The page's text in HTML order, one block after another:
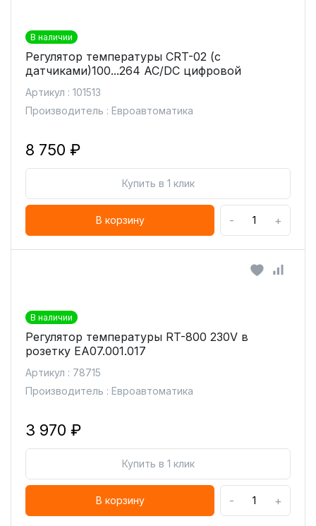
В наличии
Регулятор температуры CRT-02 (с
датчиками)100...264 AC/DC цифровой
Артикул : 101513
Производитель : Евроавтоматика
8 750 ₽
Купить в 1 клик
В корзину - +
В наличии
Регулятор температуры RT-800 230V в
розетку EA07.001.017
Артикул : 78715
Производитель : Евроавтоматика
3 970 ₽
Купить в 1 клик
В корзину - +